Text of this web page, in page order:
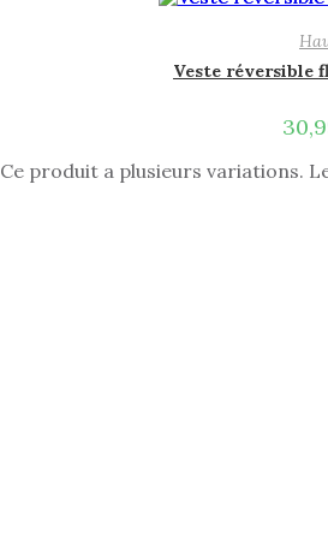
Veste réversible
Ce produit a plusieurs variations.